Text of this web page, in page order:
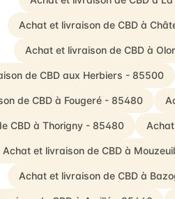
Achat et livraison de CBD à
Achat et livraison de CBD à
de CBD aux Herbiers - 85500
de CBD à Fougeré - 85480
CBD à Thorigny - 85480
Achat et livraison de CBD à
Achat et livraison de CBD à